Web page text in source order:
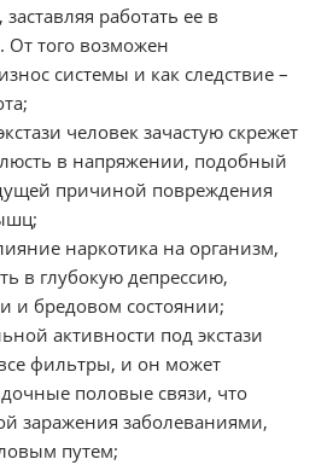
работать ее в
От того возможен
системы и как следствие –
человек зачастую скрежет
в напряжении, подобный
причиной повреждения
наркотика на организм,
в глубокую депрессию,
и бредовом состоянии;
активности под экстази
фильтры, и он может
половые связи, что
заражения заболеваниями,
путем;